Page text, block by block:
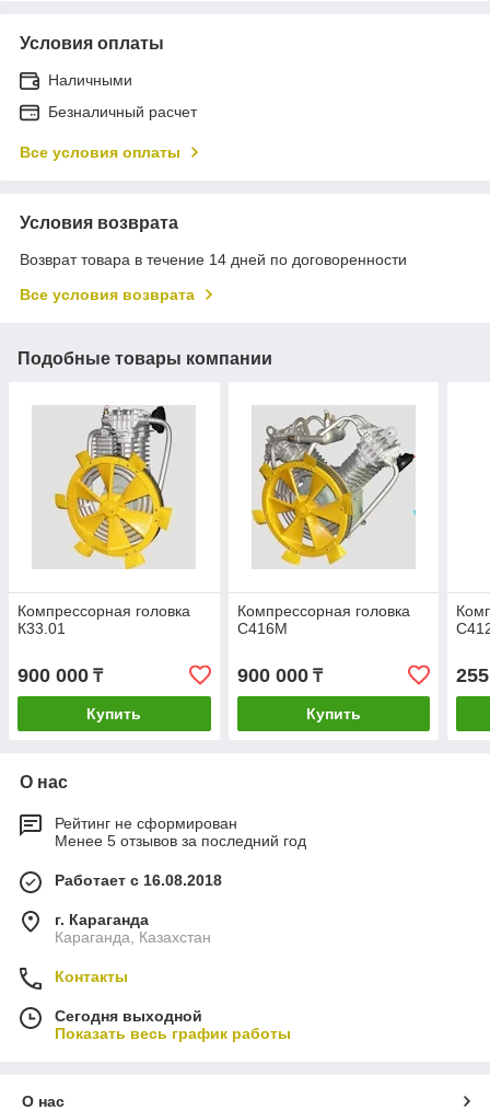
Условия оплаты
Наличными
Безналичный расчет
Все условия оплаты
Условия возврата
Возврат товара в течение 14 дней по договоренности
Все условия возврата
Подобные товары компании
Компрессорная головка
К33.01
900 000 ₸
Купить
Компрессорная головка
С416М
900 000₸
Купить
О нас
Рейтинг не сформирован
Менее 5 отзывов за последний год
Работает с 16.08.2018
г. Караганда
Караганда, Казахстан
Контакты
Сегодня выходной
Показать весь график работы
О нас